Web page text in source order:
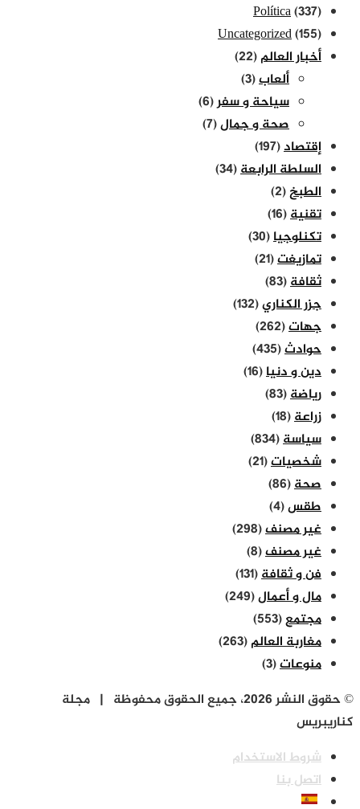
Política(337)
Uncategorized(155)
أخبار العالم(22)
ألعاب(3)
سياحة و سفر(6)
صحة و جمال(7)
إقتصاد(197)
السلطة الرابعة(34)
الطبخ(2)
تقنية(16)
تكنلوجيا(30)
تمازيغت(21)
ثقافة(83)
جزر الكناري(132)
جهات(262)
حوادث(435)
دين و دنيا(16)
رياضة(83)
زراعة(18)
سياسة(834)
شخصيات(21)
صحة(86)
طقس(4)
غير مصنف(298)
غير مصنف(8)
فن و ثقافة(131)
مال و أعمال(249)
مجتمع(553)
مغاربة العالم(263)
منوعات(3)
© حقوق النشر 2026، جميع الحقوق محفوظة | مجلة
كناريبريس
شروط الاستخدام
اتصل بنا